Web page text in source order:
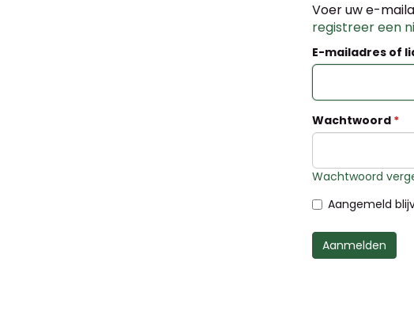
Voer uw e-
registreer een
E-mailadres of
Wachtwoord
Wachtwoord
Aangemeld
Aanmelden